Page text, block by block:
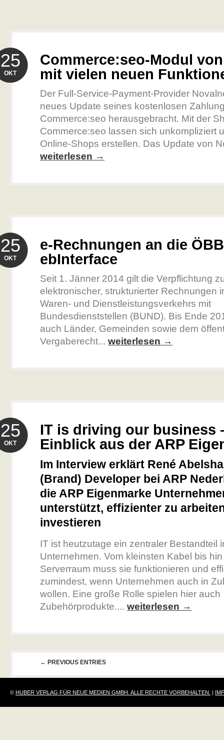
Commerce:seo-Modul
mit vielen neuen
25
OKT
Der Full-Service-Payment-Provider
neues Update seines kostenlosen
Commerce:seo herausgebracht. Mit der
Commerce:seo lassen sich unkompliziert
Online-Shops erstellen. Das Update von
weiterlesen →
e-Rechnungen an die
ebInterface
25
OKT
Seit 1. Jänner 2014 gilt die Verpflichtung
elektronischer, strukturierter Rechnungen
Waren- und Dienstleistungsverkehrs mit
Bundesdienststellen (BUND). Bis Ende
auch Länder, Gemeinden sowie dem
Vergaberecht... weiterlesen →
IT is driving our business
Einblick aus der ARP
25
OKT
Im Interview erklärt René
(Brand) Developer bei ARP
die ARP Eigenmarke
unterstützt, effizienter zu
investieren
IT ist heutzutage ein zentraler Bestandteil
Unternehmen. Vom kleinsten Kabel bis
Serverraum muss sie funktionieren und
zumindest, wenn Unternehmen auch in
wollen. Eine große Rolle spielen hier auch
Zubehörprodukte.... weiterlesen →
← PREVIOUS ENTRIES
© HUBER VERLAG FÜR NEUE MEDIEN GMBH. ALLE RECHTE VORBEHALTEN. |